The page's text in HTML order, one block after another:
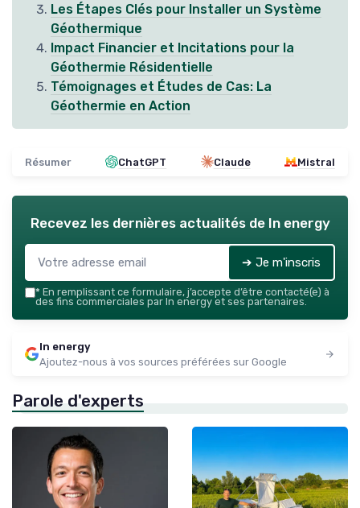
Les Étapes Clés pour Installer un Système
Géothermique
Impact Financier et Incitations pour la
Géothermie Résidentielle
Témoignages et Études de Cas: La
Géothermie en Action
Résumer ChatGPT Claude Mistral
Recevez les dernières actualités de In energy
➔ Je m'inscris
* En remplissant ce formulaire, j’accepte d’être contacté(e) à
des fins commerciales par In energy et ses partenaires.
In energy
Ajoutez-nous à vos sources préférées sur Google
Parole d'experts